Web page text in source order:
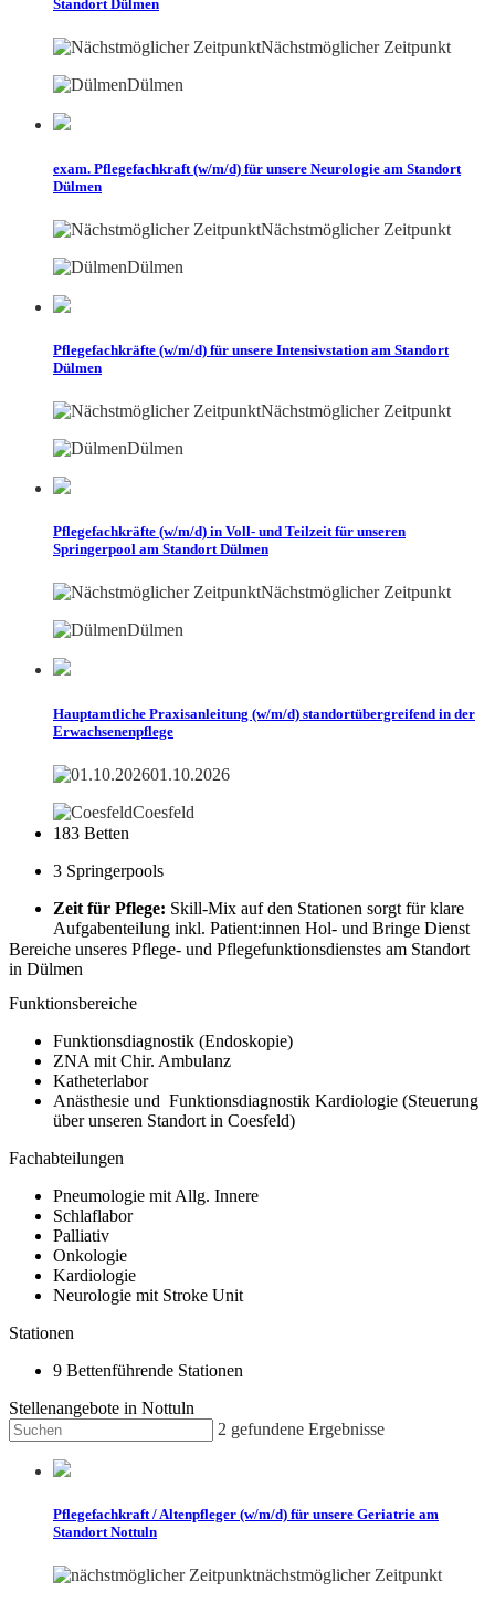
Standort Dülmen
Nächstmöglicher Zeitpunkt
Dülmen
exam. Pflegefachkraft (w/m/d) für unsere Neurologie am Standort
Dülmen
Nächstmöglicher Zeitpunkt
Dülmen
Pflegefachkräfte (w/m/d) für unsere Intensivstation am Standort
Dülmen
Nächstmöglicher Zeitpunkt
Dülmen
Pflegefachkräfte (w/m/d) in Voll- und Teilzeit für unseren
Springerpool am Standort Dülmen
Nächstmöglicher Zeitpunkt
Dülmen
Hauptamtliche Praxisanleitung (w/m/d) standortübergreifend in der
Erwachsenenpflege
01.10.2026
Coesfeld
183 Betten
3 Springerpools
Zeit für Pflege: Skill-Mix auf den Stationen sorgt für klare
Aufgabenteilung inkl. Patient:innen Hol- und Bringe Dienst
Bereiche unseres Pflege- und Pflegefunktionsdienstes am Standort
in Dülmen
Funktionsbereiche
Funktionsdiagnostik (Endoskopie)
ZNA mit Chir. Ambulanz
Katheterlabor
Anästhesie und Funktionsdiagnostik Kardiologie (Steuerung
über unseren Standort in Coesfeld)
Fachabteilungen
Pneumologie mit Allg. Innere
Schlaflabor
Palliativ
Onkologie
Kardiologie
Neurologie mit Stroke Unit
Stationen
9 Bettenführende Stationen
Stellenangebote in Nottuln
2 gefundene Ergebnisse
Pflegefachkraft / Altenpfleger (w/m/d) für unsere Geriatrie am
Standort Nottuln
nächstmöglicher Zeitpunkt